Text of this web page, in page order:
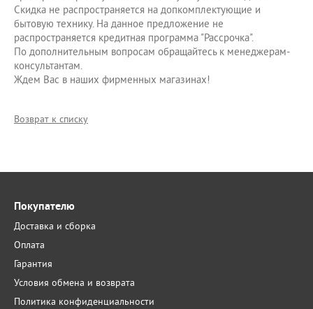
Скидка не распространяется на допкомплектующие и
бытовую технику. На данное предложение не
распространяется кредитная программа "Рассрочка".
По дополнительным вопросам обращайтесь к менеджерам-
консультантам.
Ждем Вас в наших фирменных магазинах!
Возврат к списку
Покупателю
Доставка и сборка
Оплата
Гарантия
Условия обмена и возврата
Политика конфиденциальности